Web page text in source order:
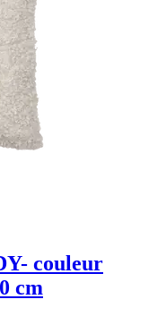
couleur
cm